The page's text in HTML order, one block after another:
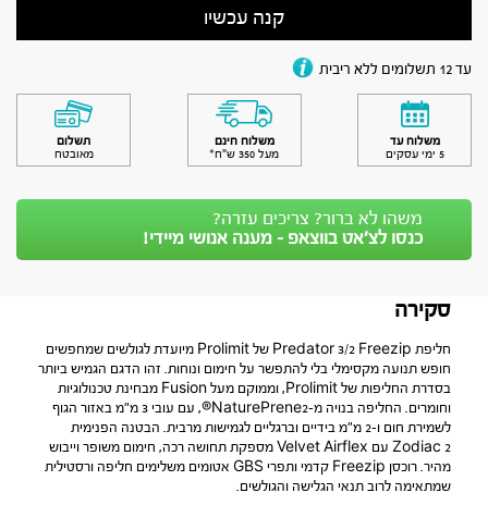
קנה עכשיו
עד 12 תשלומים ללא ריבית
משלוח עד
5 ימי עסקים
משלוח חינם
מעל 350 ש״ח*
תשלום
מאובטח
משהו לא ברור? צריכים עזרה?
כנסו לצ’אט בווצאפ - מענה אנושי מיידי!
סקירה
חליפת Predator 3/2 Freezip של Prolimit מיועדת לגולשים שמחפשים
חופש תנועה מקסימלי בלי להתפשר על חימום ונוחות. זהו הדגם הגמיש ביותר
בסדרת החליפות של Prolimit, וממוקם מעל Fusion מבחינת טכנולוגיות
וחומרים. החליפה בנויה מ-NaturePrene2®, עם עובי 3 מ״מ באזור הגוף
לשמירת חום ו-2 מ״מ בידיים וברגליים לגמישות מרבית. הבטנה הפנימית
Zodiac 2 עם Velvet Airflex מספקת תחושה רכה, חימום משופר וייבוש
מהיר. רוכסן Freezip קדמי ותפרי GBS אטומים משלימים חליפה ורסטילית
שמתאימה לרוב תנאי הגלישה והגולשים.